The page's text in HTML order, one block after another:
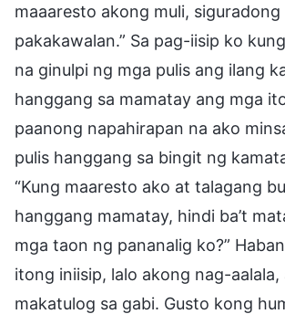
maaaresto akong muli,
pakakawalan.” Sa pag-iisip ko
na ginulpi ng mga pulis ang ilang
hanggang sa mamatay ang mga
paanong napahirapan na ako
pulis hanggang sa bingit ng
“Kung maaresto ako at talagang
hanggang mamatay, hindi ba’t
mga taon ng pananalig ko?”
itong iniisip, lalo akong nag-
makatulog sa gabi. Gusto kong